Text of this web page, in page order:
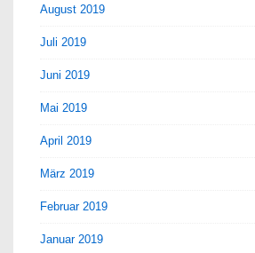
August 2019
Juli 2019
Juni 2019
Mai 2019
April 2019
März 2019
Februar 2019
Januar 2019